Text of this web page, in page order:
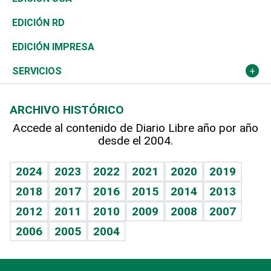
Ocenanía
Caribe
Resto del mundo
Telecom.
Global y variable
Economía personal
Sociales
Novedades
Podcast Arte Libre
Hablando con el pediatra
Vida y familia
Eñe
Celebrando la vida
Sin complejos
En pocas palabras
Tenis
Olimpismo
Más deportes
Línea de hit
TBT Deportivo
El Espía
Noticiero Poteleche
Columnistas
Más firmas
Historia
Martes de tecnología
Cambio climático
Revista
Deportes
Opinión
Hecho en casa
Guía del dinero
EDICIÓN RD
EDICIÓN IMPRESA
SERVICIOS
Cumpleaños
Horóscopos
Crucigramas
ARCHIVO HISTÓRICO
Accede al contenido de Diario Libre año por año
desde el 2004.
2024 2023 2022 2021 2020
2019
2018
2017 2016 2015 2014
2013
2012
2011 2010 2009 2008
2007
2006
2005 2004